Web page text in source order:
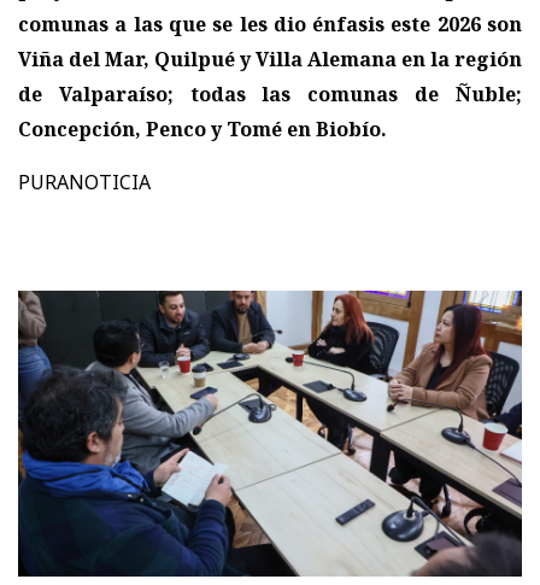
comunas a las que se les dio énfasis este 2026 son
Viña del Mar, Quilpué y Villa Alemana en la región
de Valparaíso; todas las comunas de Ñuble;
Concepción, Penco y Tomé en Biobío.
PURANOTICIA